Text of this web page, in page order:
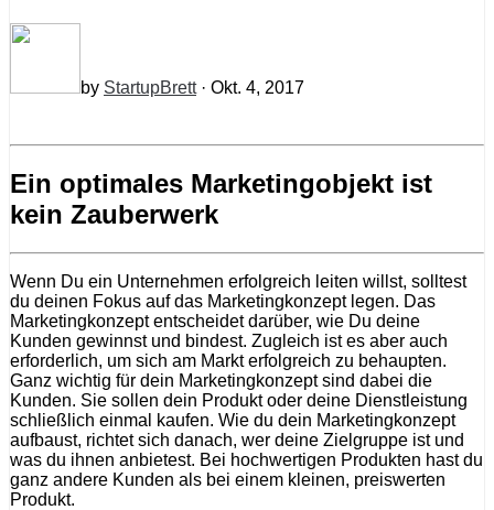
by StartupBrett· Okt. 4, 2017
Ein optimales Marketingobjekt ist
kein Zauberwerk
Wenn Du ein Unternehmen erfolgreich leiten willst, solltest
du deinen Fokus auf das Marketingkonzept legen. Das
Marketingkonzept entscheidet darüber, wie Du deine
Kunden gewinnst und bindest. Zugleich ist es aber auch
erforderlich, um sich am Markt erfolgreich zu behaupten.
Ganz wichtig für dein Marketingkonzept sind dabei die
Kunden. Sie sollen dein Produkt oder deine Dienstleistung
schließlich einmal kaufen. Wie du dein Marketingkonzept
aufbaust, richtet sich danach, wer deine Zielgruppe ist und
was du ihnen anbietest. Bei hochwertigen Produkten hast du
ganz andere Kunden als bei einem kleinen, preiswerten
Produkt.